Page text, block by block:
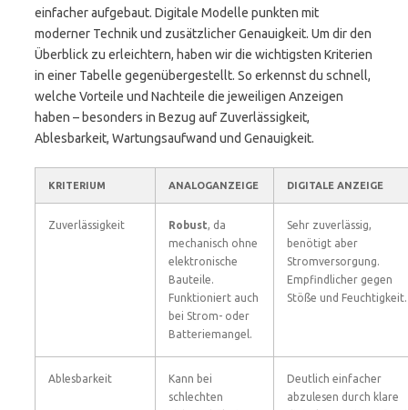
einfacher aufgebaut. Digitale Modelle punkten mit
moderner Technik und zusätzlicher Genauigkeit. Um dir den
Überblick zu erleichtern, haben wir die wichtigsten Kriterien
in einer Tabelle gegenübergestellt. So erkennst du schnell,
welche Vorteile und Nachteile die jeweiligen Anzeigen
haben – besonders in Bezug auf Zuverlässigkeit,
Ablesbarkeit, Wartungsaufwand und Genauigkeit.
KRITERIUM ANALOGANZEIGE DIGITALE ANZEIGE
Zuverlässigkeit Robust, da
mechanisch ohne
elektronische
Bauteile.
Funktioniert auch
bei Strom- oder
Batteriemangel.
Sehr zuverlässig,
benötigt aber
Stromversorgung.
Empfindlicher gegen
Stöße und Feuchtigkeit.
Ablesbarkeit
Kann bei
schlechten
Deutlich einfacher
abzulesen durch klare